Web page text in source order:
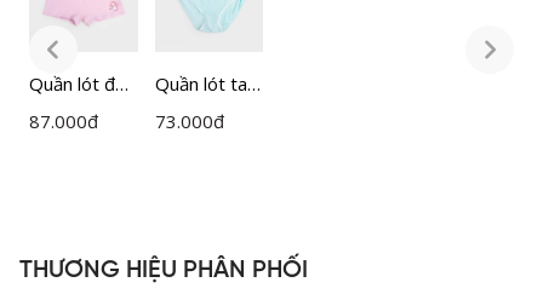
Quần lót đùi
bé gái
87.000đ
Quần lót tam
giác bé gái
73.000đ
THƯƠNG HIỆU PHÂN PHỐI